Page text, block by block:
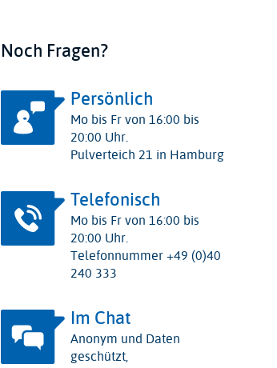
Noch Fragen?
Persönlich
Mo bis Fr von 16:00 bis
20:00 Uhr.
Pulverteich 21 in Hamburg
Telefonisch
Mo bis Fr von 16:00 bis
20:00 Uhr.
Telefonnummer +49 (0)40
240 333
Im Chat
Anonym und Daten
geschützt,